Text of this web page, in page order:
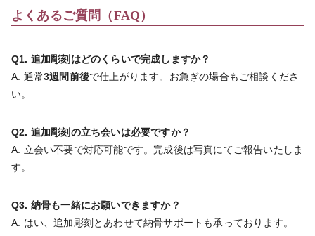
よくあるご質問（FAQ）
Q1. 追加彫刻はどのくらいで完成しますか？
A. 通常3週間前後で仕上がります。お急ぎの場合もご相談くださ
い。
Q2. 追加彫刻の立ち会いは必要ですか？
A. 立会い不要で対応可能です。完成後は写真にてご報告いたしま
す。
Q3. 納骨も一緒にお願いできますか？
A. はい、追加彫刻とあわせて納骨サポートも承っております。